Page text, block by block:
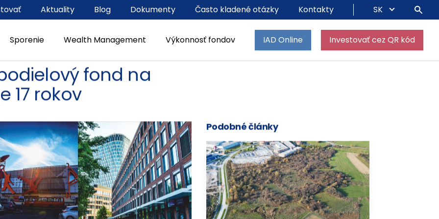
Sporenie Wealth Management Výkonnosť fondov IAD Online Investovať cez QR kód
Aktuality Blog Dokumenty Často kladené otázky Kontakty SK
fond na
17 rokov
Podobné články